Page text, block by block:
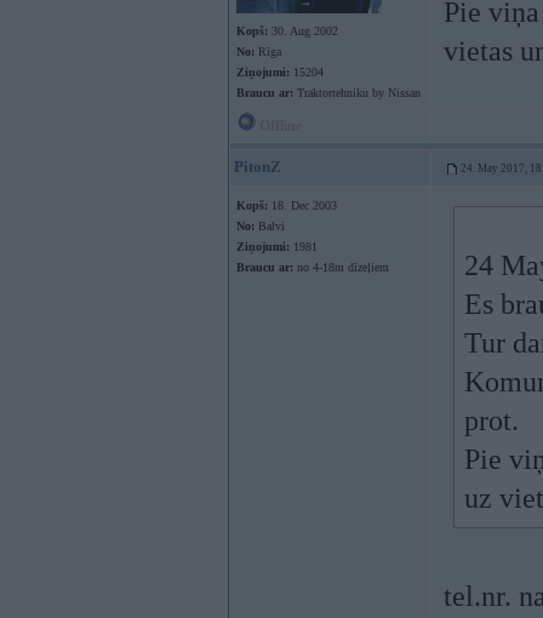
Kopš: 30. Aug 2002
No: Rīga
Ziņojumi: 15204
Braucu ar: Traktortehniku by Nissan
Pie
vietas
PitonZ 24. May 2017,
Kopš: 18. Dec 2003
No: Balvi
Ziņojumi: 1981
Braucu ar: no 4-18m dīzeļiem
24
Es
Tur
prot.
Pie
uz
tel.nr.